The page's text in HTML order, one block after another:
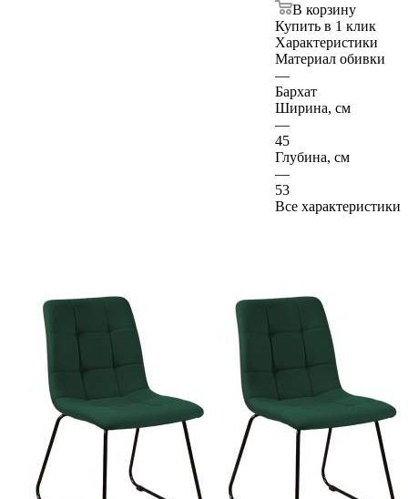
В корзину
Купить в 1 клик
Характеристики
Материал обивки
—
Бархат
Ширина, см
—
45
Глубина, см
—
53
Все характеристики